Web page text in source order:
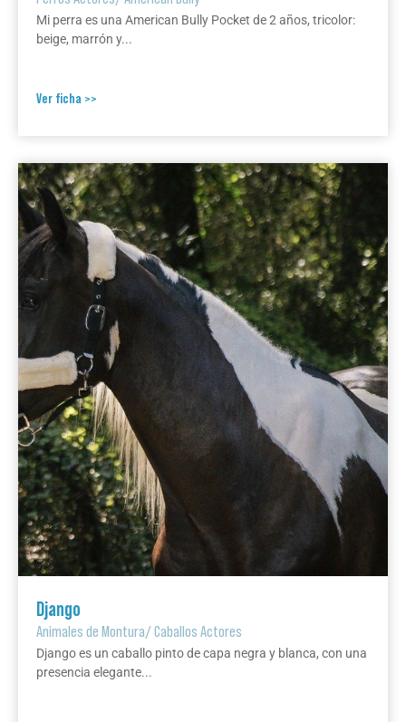
Mi perra es una American Bully Pocket de 2 años, tricolor:
beige, marrón y...
Ver ficha >>
Django
Animales de Montura/Caballos Actores
Django es un caballo pinto de capa negra y blanca, con una
presencia elegante...